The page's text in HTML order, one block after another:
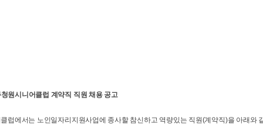
원시니어클럽 계약직 직원 채용 공고
에서는 노인일자리지원사업에 종사할 참신하고 역량있는 직원(계약직)을 아래와